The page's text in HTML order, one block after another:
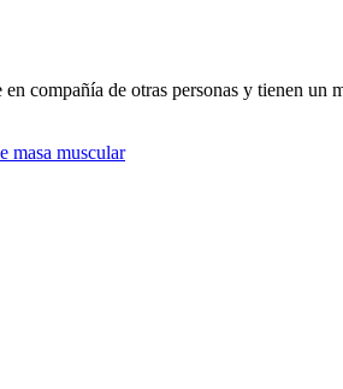
compañía de otras personas y tienen
masa muscular